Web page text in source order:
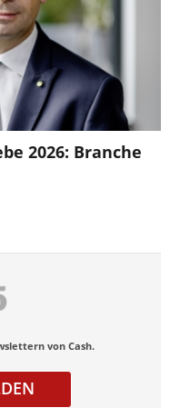
2026: Branche
von Cash.